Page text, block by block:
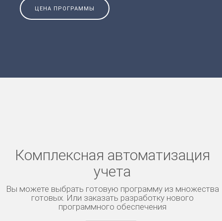
ЦЕНА ПРОГРАММЫ
Комплексная автоматизация
учета
Вы можете выбрать готовую программу из множества
готовых. Или заказать разработку нового
программного обеспечения